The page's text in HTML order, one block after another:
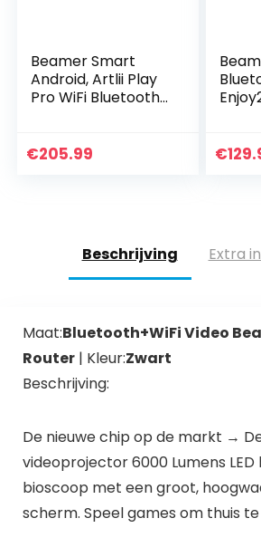
Beamer Smart
Android, Artlii Play
Pro WiFi Bluetooth
HD Ondersteund,
€205.99 €
Beschrijving Extra
Maat:Bluetooth+WiFi Video
Router| Kleur:Zwart
Beschrijving:
De nieuwe chip op de markt →
videoprojector 6000 Lumens LED
bioscoop met een groot,
scherm. Speel games om thuis